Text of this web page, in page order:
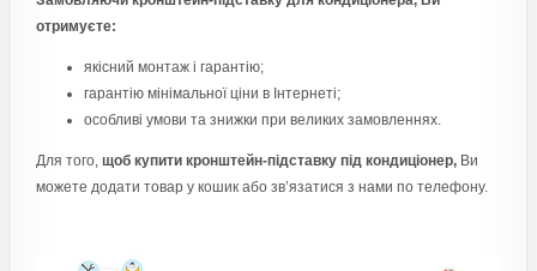
отримуєте:
якісний монтаж і гарантію;
гарантію мінімальної ціни в Інтернеті;
особливі умови та знижки при великих замовленнях.
Для того, щоб купити кронштейн-підставку під кондиціонер,Ви
можете додати товар у кошик або зв’язатися з нами по телефону.